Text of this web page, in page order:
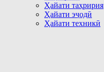
Ҳайати таҳририя
Ҳайати эҷодӣ
Ҳайати техникӣ